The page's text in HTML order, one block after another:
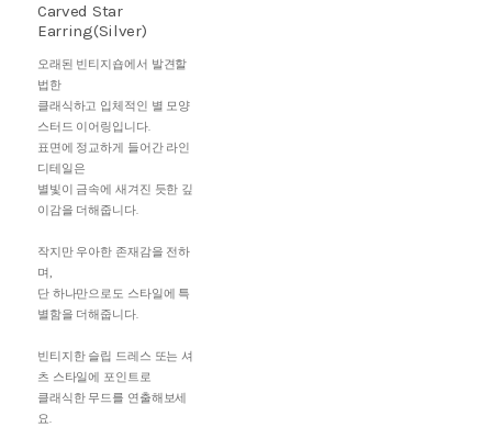
Carved Star
Earring(Silver)
오래된 빈티지숍에서 발견할
법한
클래식하고 입체적인 별 모양
스터드 이어링입니다.
표면에 정교하게 들어간 라인
디테일은
별빛이 금속에 새겨진 듯한 깊
이감을 더해줍니다.
작지만 우아한 존재감을 전하
며,
단 하나만으로도 스타일에 특
별함을 더해줍니다.
빈티지한 슬립 드레스 또는 셔
츠 스타일에 포인트로
클래식한 무드를 연출해보세
요.